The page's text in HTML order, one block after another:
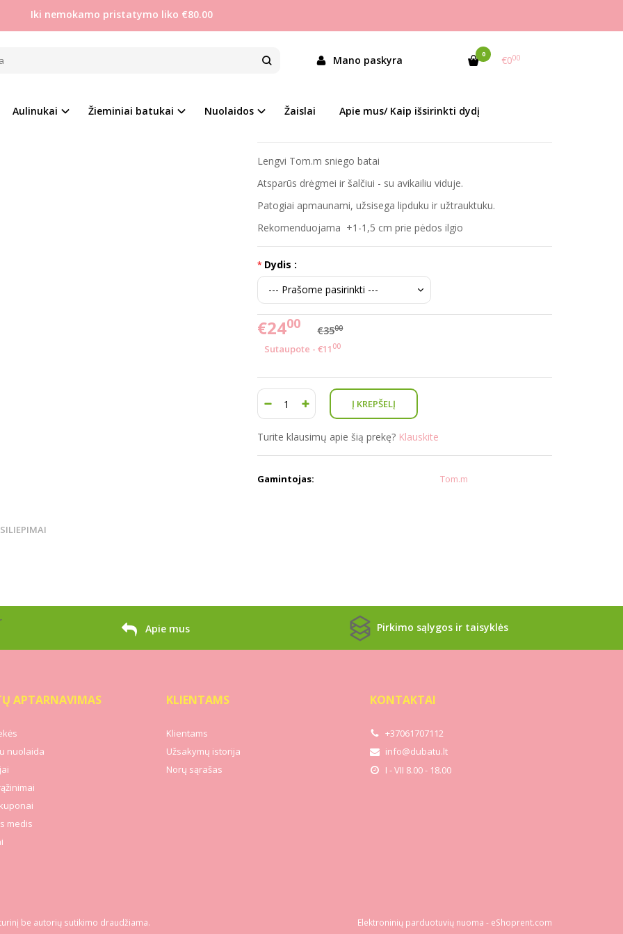
Iki nemokamo pristatymo liko €80.00
Mano paskyra 0 €000
Aulinukai Žieminiai batukai Nuolaidos Žaislai Apie mus/ Kaip išsirinkti dydį
27-32 LENGVI SNIEGO BATAI
-31%
Į PALYGINIMĄ Į NORŲ SĄRAŠĄ
Prekės kodas:
T-10842-B Grey
Lengvi Tom.m sniego batai
Atsparūs drėgmei ir šalčiui - su avikailiu viduje.
Patogiai apmaunami, užsisega lipduku ir užtrauktuku.
Rekomenduojama +1-1,5 cm prie pėdos ilgio
Dydis :
€2400 €3500
Sutaupote - €11 00
Turite klausimų apie šią prekę? Klauskite
Gamintojas: Tom.m
Apie mus Pirkimo sąlygos ir taisyklės
APTARNAVIMAS
nuolaida
medis
KLIENTAMS
Klientams
Užsakymų istorija
Norų sąrašas
KONTAKTAI
+37061707112
info@dubatu.lt
I - VII 8.00 - 18.00
be autorių sutikimo draudžiama. Elektroninių parduotuvių nuoma - eShoprent.com